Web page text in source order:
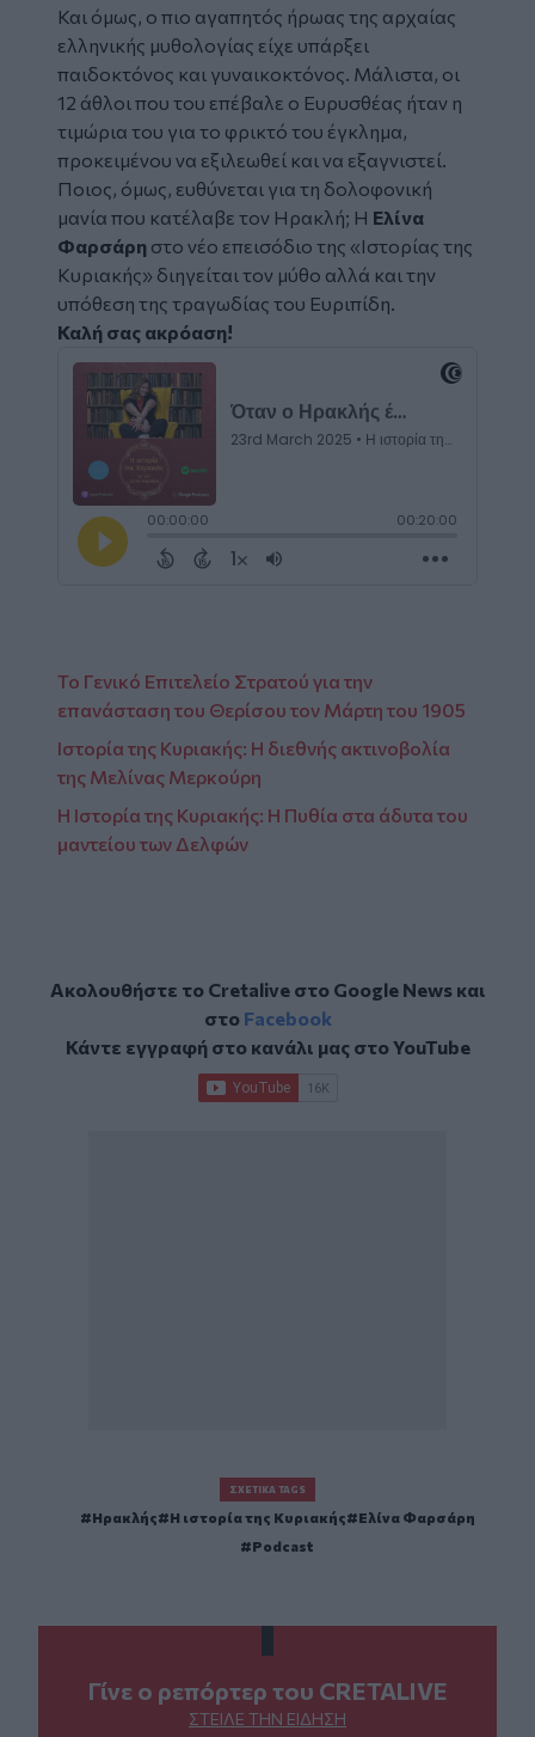
Και όμως, ο πιο αγαπητός ήρωας της αρχαίας
ελληνικής μυθολογίας είχε υπάρξει
παιδοκτόνος και γυναικοκτόνος. Μάλιστα, οι
12 άθλοι που του επέβαλε ο Ευρυσθέας ήταν η
τιμώρια του για το φρικτό του έγκλημα,
προκειμένου να εξιλεωθεί και να εξαγνιστεί.
Ποιος, όμως, ευθύνεται για τη δολοφονική
μανία που κατέλαβε τον Ηρακλή; Η Ελίνα
Φαρσάρη στο νέο επεισόδιο της «Ιστορίας της
Κυριακής» διηγείται τον μύθο αλλά και την
υπόθεση της τραγωδίας του Ευριπίδη.
Καλή σας ακρόαση!
Embed
Code
Το Γενικό Επιτελείο Στρατού για την
επανάσταση του Θερίσου τον Μάρτη του 1905
Ιστορία της Κυριακής: Η διεθνής ακτινοβολία
της Μελίνας Μερκούρη
Η Ιστορία της Κυριακής: Η Πυθία στα άδυτα του
μαντείου των Δελφών
Ακολουθήστε το Cretalive στο Google Newsκαι
στο Facebook
Κάντε εγγραφή στο κανάλι μας στοYouTube
ΣΧΕΤΙΚΆ TAGS
Ηρακλής Η ιστορία της Κυριακής
Ελίνα Φαρσάρη
Podcast
Γίνε ο ρεπόρτερ του CRETALIVE
ΣΤΕΊΛΕ ΤΗΝ ΕΊΔΗΣΗ